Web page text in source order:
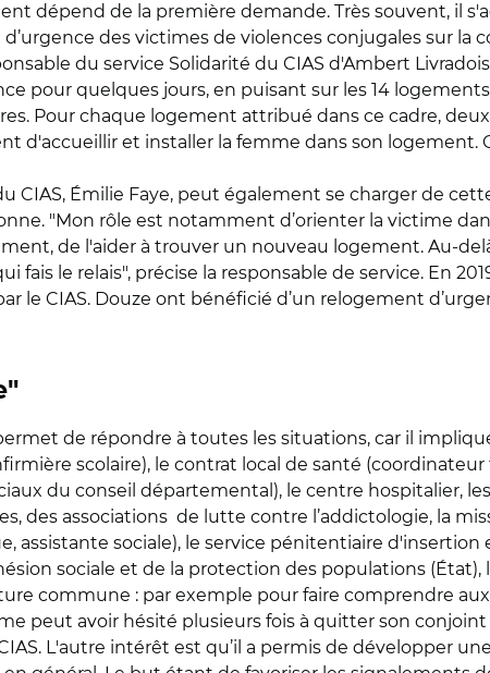
dépend de la première demande. Très souvent, il
des victimes de violences conjugales sur
du service Solidarité du CIAS d'Ambert
pour quelques jours, en puisant sur les 14
Pour chaque logement attribué dans ce cadre,
d'accueillir et installer la femme dans son logement.
CIAS, Émilie Faye, peut également se charger de
"Mon rôle est notamment d’orienter la victime
de l'aider à trouver un nouveau logement. Au-
fais le relais", précise la responsable de service. En
le CIAS. Douze ont bénéficié d’un relogement
de répondre à toutes les situations, car il
scolaire), le contrat local de santé
du conseil départemental), le centre hospitalier,
des associations de lutte contre l’addictologie, la
assistante sociale), le service pénitentiaire
sociale et de la protection des populations (État),
commune : par exemple pour faire comprendre
peut avoir hésité plusieurs fois à quitter son conjoint
L'autre intérêt est qu’il a permis de développer